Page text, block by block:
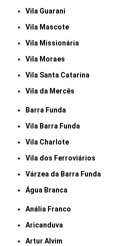
Vila Guarani
Vila Mascote
Vila Missionária
Vila Moraes
Vila Santa Catarina
Vila da Mercês
Barra Funda
Vila Barra Funda
Vila Charlote
Vila dos Ferroviários
Várzea da Barra Funda
Água Branca
Anália Franco
Aricanduva
Artur Alvim